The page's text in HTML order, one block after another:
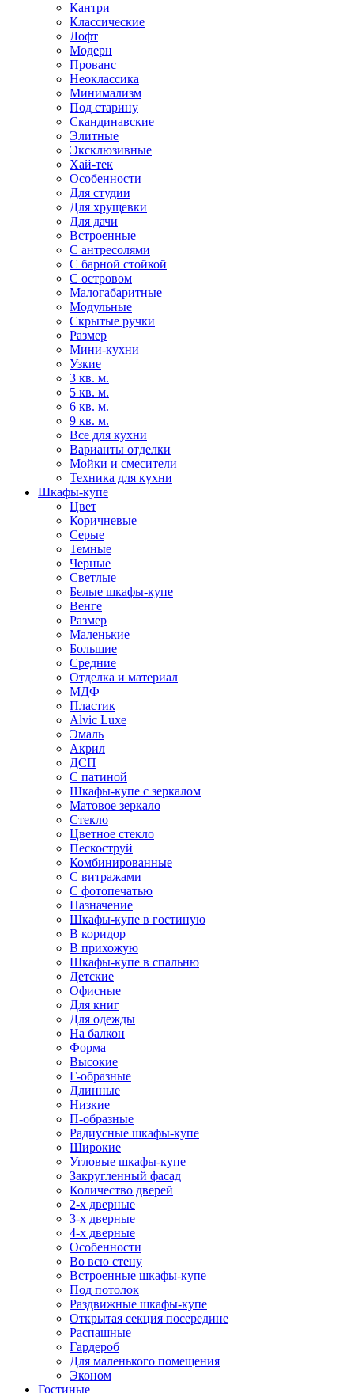
Кантри
Классические
Лофт
Модерн
Прованс
Неоклассика
Минимализм
Под старину
Скандинавские
Элитные
Эксклюзивные
Хай-тек
Особенности
Для студии
Для хрущевки
Для дачи
Встроенные
С антресолями
С барной стойкой
С островом
Малогабаритные
Модульные
Скрытые ручки
Размер
Мини-кухни
Узкие
3 кв. м.
5 кв. м.
6 кв. м.
9 кв. м.
Все для кухни
Варианты отделки
Мойки и смесители
Техника для кухни
Шкафы-купе
Цвет
Коричневые
Серые
Темные
Черные
Светлые
Белые шкафы-купе
Венге
Размер
Маленькие
Большие
Средние
Отделка и материал
МДФ
Пластик
Alvic Luxe
Эмаль
Акрил
ДСП
С патиной
Шкафы-купе с зеркалом
Матовое зеркало
Стекло
Цветное стекло
Пескоструй
Комбинированные
С витражами
С фотопечатью
Назначение
Шкафы-купе в гостиную
В коридор
В прихожую
Шкафы-купе в спальню
Детские
Офисные
Для книг
Для одежды
На балкон
Форма
Высокие
Г-образные
Длинные
Низкие
П-образные
Радиусные шкафы-купе
Широкие
Угловые шкафы-купе
Закругленный фасад
Количество дверей
2-х дверные
3-х дверные
4-х дверные
Особенности
Во всю стену
Встроенные шкафы-купе
Под потолок
Раздвижные шкафы-купе
Открытая секция посередине
Распашные
Гардероб
Для маленького помещения
Эконом
Гостиные